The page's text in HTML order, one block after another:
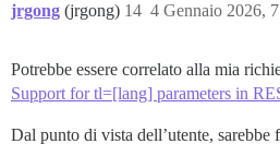
jrgong (jrgong) 4 Gennaio 2026,
14
Potrebbe essere correlato alla mia
Support for tl=[lang] parameters in
Dal punto di vista dell’utente, sarebbe